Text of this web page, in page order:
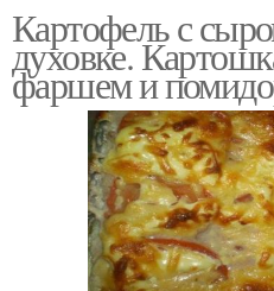
Картофель с
духовке.
фаршем и